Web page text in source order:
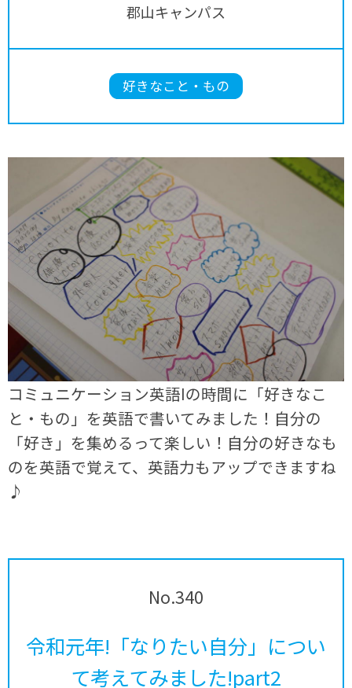
郡山キャンパス
好きなこと・もの
コミュニケーション英語Ⅰの時間に「好きなこ
と・もの」を英語で書いてみました！自分の
「好き」を集めるって楽しい！自分の好きなも
のを英語で覚えて、英語力もアップできますね
♪
No.340
令和元年!「なりたい自分」につい
て考えてみました!part2